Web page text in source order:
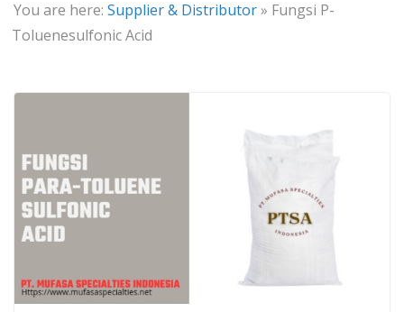
You are here: Supplier & Distributor» Fungsi P-
Toluenesulfonic Acid